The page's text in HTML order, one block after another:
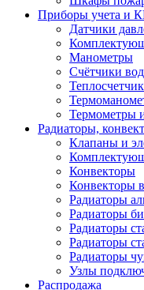
Приборы учета и
Датчики
Манометры
Счётчики
Термометры
Радиаторы,
Клапаны и
Конвекторы
Конвекторы
Радиаторы
Радиаторы
Радиаторы
Радиаторы
Радиаторы
Узлы
Распродажа